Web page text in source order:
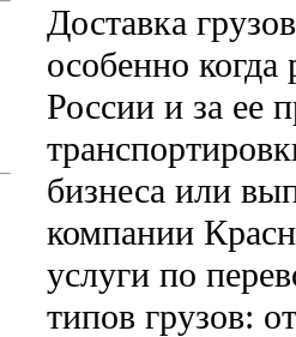
Доставка
особенно когда
России и за ее
бизнеса или
компании
услуги по
типов грузов: